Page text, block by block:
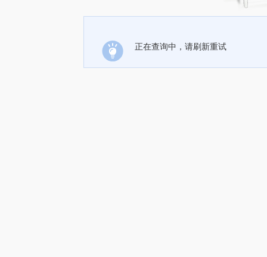
正在查询中，请刷新重试